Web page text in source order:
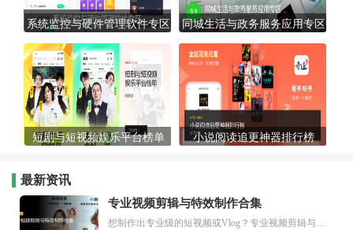
系统监控与硬件管理软件专区 同城生活与政务服务应用专区
短剧与短视频娱乐平台榜单 小说阅读追更神器排行榜
最新资讯
专业视频剪辑与特效制作合集
想制作出专业级的短视频或Vlog？专业视频剪辑与特效制作大全专题为你提供了从剪辑、抠像到特效包装的全套解决方案。无论是添加炫酷的片头、进行精准的视频抠图，还是制...